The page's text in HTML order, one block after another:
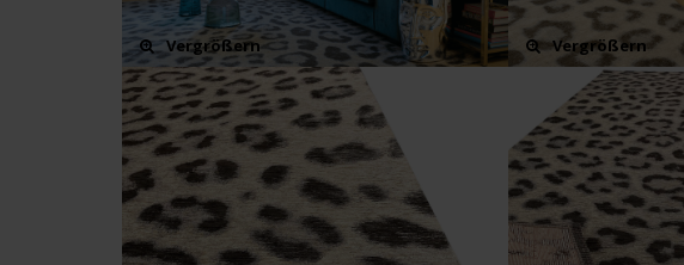
Vergrößern Vergrößern